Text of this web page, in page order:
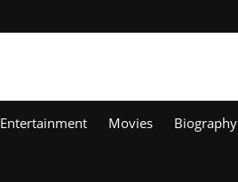
Entertainment Movies Biography